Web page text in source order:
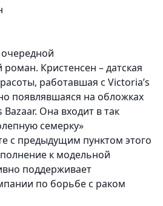
Кристенсен – датская
работавшая с Victoria’s
появлявшаяся на обложках
Она входит в так
семерку»
с предыдущим пунктом этого
к модельной
поддерживает
по борьбе с раком